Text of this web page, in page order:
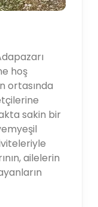
hoş
ortasında
sakin bir
ailelerin